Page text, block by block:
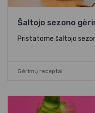
Šaltojo sezono
Pristatome šaltojo
Gėrimų receptai